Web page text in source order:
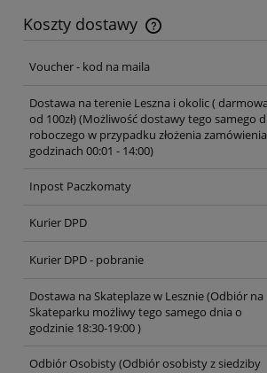
Koszty dostawy
Cena nie zawiera ewentualnych kosztów
Voucher - kod na maila
Dostawa na terenie Leszna i okolic ( darmowa
od 100zł)(Możliwość dostawy tego samego
roboczego w przypadku złożenia
godzinach 00:01 - 14:00)
Inpost Paczkomaty
Kurier DPD
Kurier DPD - pobranie
Dostawa na Skateplaze w Lesznie(Odbiór na
Skateparku możliwy tego samego dnia o
godzinie 18:30-19:00 )
Odbiór Osobisty(Odbiór osobisty z siedziby